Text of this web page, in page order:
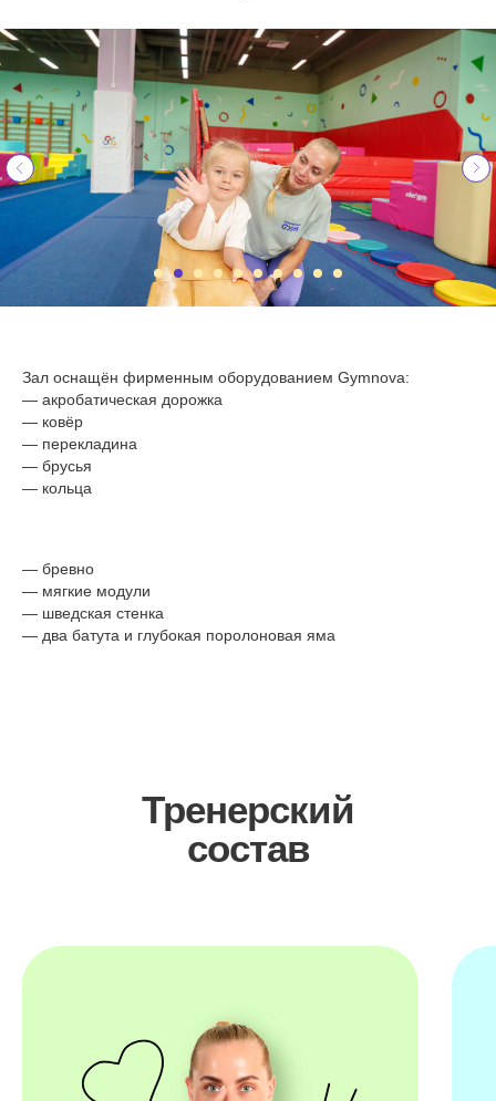
Зал оснащён фирменным оборудованием Gymnova:
— акробатическая дорожка
— ковёр
— перекладина
— брусья
— кольца
— бревно
— мягкие модули
— шведская стенка
— два батута и глубокая поролоновая яма
Тренерский
состав